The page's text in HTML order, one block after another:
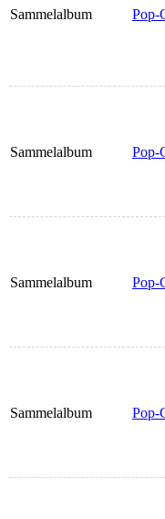
Sammelalbum Pop-
Sammelalbum Pop-
Sammelalbum Pop-
Sammelalbum Pop-